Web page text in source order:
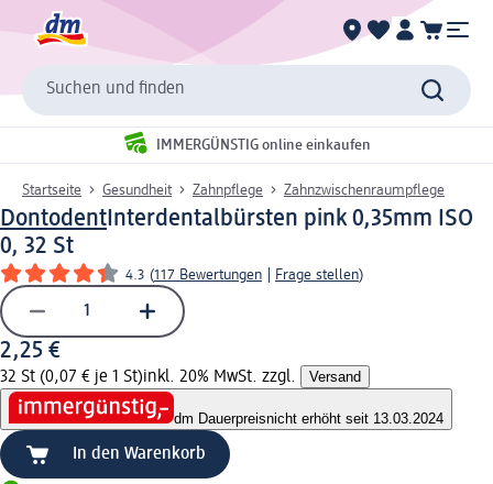
Suchen und finden
IMMERGÜNSTIG online einkaufen
Startseite Gesundheit Zahnpflege Zahnzwischenraumpflege
Dontodent Interdentalbürsten pink 0,35mm ISO
0, 32 St
4.3 (117 Bewertungen Frage stellen)
2,25 €
32 St (0,07 € je 1 St)inkl. 20% MwSt. zzgl. Versand
dm Dauerpreisnicht erhöht seit 13.03.2024
In den Warenkorb